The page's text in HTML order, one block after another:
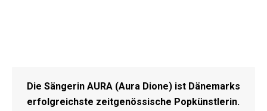
Die Sängerin AURA (Aura Dione) ist Dänemarks
erfolgreichste zeitgenössische Popkünstlerin.